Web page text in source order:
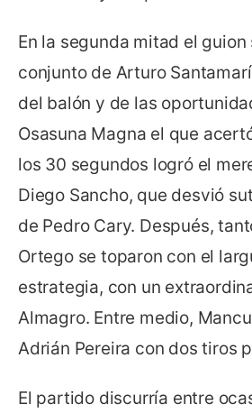
En la segunda mitad el guion
conjunto de Arturo
del balón y de las
Osasuna Magna el que
los 30 segundos logró el
Diego Sancho, que desvió
de Pedro Cary. Después,
Ortego se toparon con el
estrategia, con un
Almagro. Entre medio,
Adrián Pereira con dos tiros
El partido discurría entre